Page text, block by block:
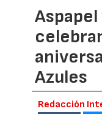
Azules
Redacción